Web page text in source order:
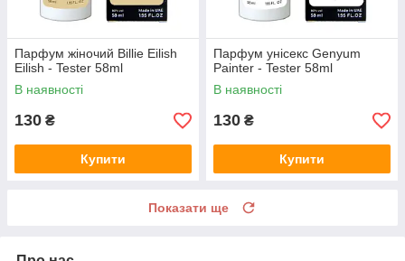
Парфум жіночий Billie Eilish
Eilish - Tester 58ml
В наявності
130 ₴
Купити
Парфум унісекс Genyum
Painter - Tester 58ml
В наявності
130 ₴
Купити
Показати ще